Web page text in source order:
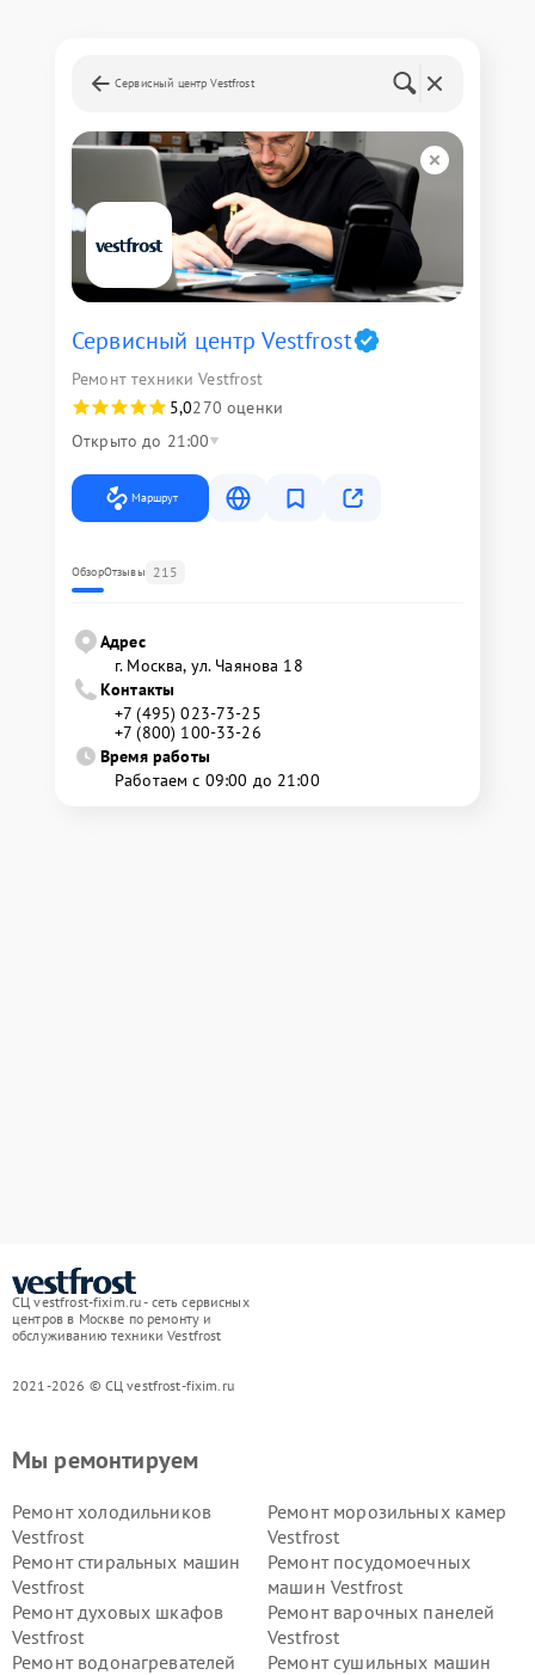
Сервисный центр Vestfrost
Сервисный центр Vestfrost
Ремонт техники Vestfrost
5,0270 оценки
Открыто до 21:00
Маршрут
ОбзорОтзывы 215
Адрес
г. Москва, ул. Чаянова 18
Контакты
+7 (495) 023-73-25
+7 (800) 100-33-26
Время работы
Работаем с 09:00 до 21:00
СЦ vestfrost-fixim.ru - сеть сервисных
центров в Москве по ремонту и
обслуживанию техники Vestfrost
2021-2026 © СЦ vestfrost-fixim.ru
Мы ремонтируем
Ремонт холодильников
Vestfrost
Ремонт морозильных камер
Vestfrost
Ремонт стиральных машин
Vestfrost
Ремонт посудомоечных
машин Vestfrost
Ремонт духовых шкафов
Vestfrost
Ремонт варочных панелей
Vestfrost
Ремонт водонагревателей
Ремонт сушильных машин